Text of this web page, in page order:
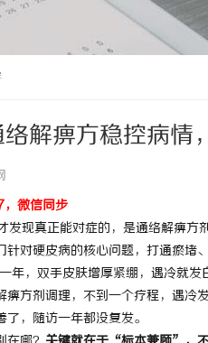
解痹方稳控病情
微信同步
现真正能对症的，是通络解痹方
针对硬皮病的核心问题，打通瘀堵
年，双手皮肤增厚紧绷，遇冷就
痹方剂调理，不到一个疗程，遇
，随访一年都没复发。